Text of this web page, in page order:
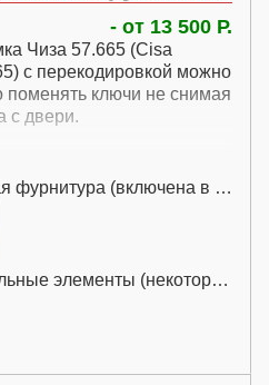
- от 13 500 Р.
Чиза 57.665 (Cisa
с перекодировкой можно
поменять ключи не снимая
с двери.
Возможная стандартная фурнитура (включена в цену):
Возможные дополнительные элементы (некоторые за дополнительную плату):